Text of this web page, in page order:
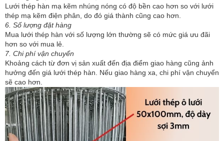
Lưới thép hàn mạ kẽm nhúng nóng có độ bền cao hơn so với lưới
thép mạ kẽm điện phân, do đó giá thành cũng cao hơn.
6. Số lượng đặt hàng
Mua lưới thép hàn với số lượng lớn thường sẽ có mức giá ưu đãi
hơn so với mua lẻ.
7. Chi phí vận chuyển
Khoảng cách từ đơn vị sản xuất đến địa điểm giao hàng cũng ảnh
hưởng đến giá lưới thép hàn. Nếu giao hàng xa, chi phí vận chuyển
sẽ cao hơn.